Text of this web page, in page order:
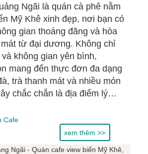
Ngãi là quán cà phê nằm
Mỹ Khê xinh đẹp, nơi bạn có
gian thoáng đãng và hòa
từ đại dương. Không chỉ
không gian yên bình,
mang đến thực đơn đa dạng
trà thanh mát và nhiều món
chắc chắn là địa điểm lý
bạn phải ghé khi đến Quảng
Cafe
xem thêm >>